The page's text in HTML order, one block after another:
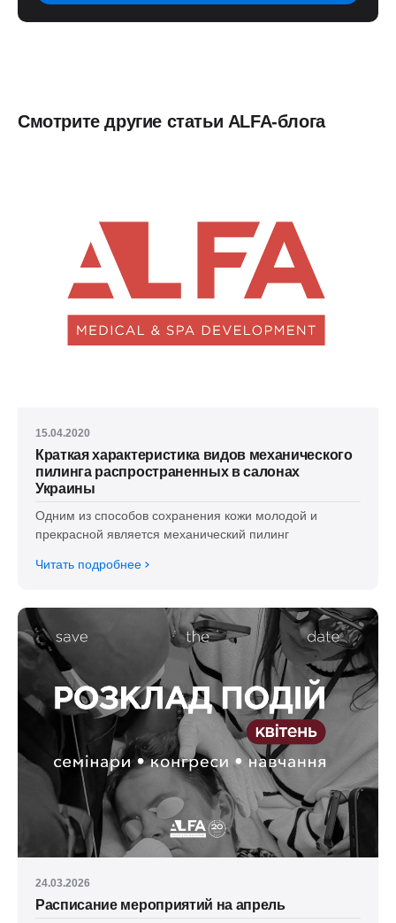
Смотрите другие статьи ALFA-блога
15.04.2020
Краткая характеристика видов механического
пилинга распространенных в салонах
Украины
Одним из способов сохранения кожи молодой и
прекрасной является механический пилинг
Читать подробнее
24.03.2026
Расписание мероприятий на апрель